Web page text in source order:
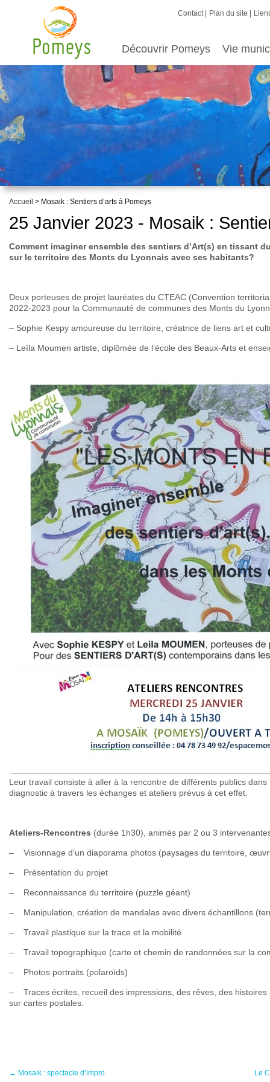
Contact Plan du site
Découvrir Pomeys Vie
Accueil > Mosaik : Sentiers d’arts à Pomeys
25 Janvier 2023 - Mosaik :
Comment imaginer ensemble des sentiers d’Art(s) en tissant
sur le territoire des Monts du Lyonnais avec ses habitants?
Deux porteuses de projet lauréates du CTEAC (Convention
2022-2023 pour la Communauté de communes des Monts du
– Sophie Kespy amoureuse du territoire, créatrice de liens art et
– Leïla Moumen artiste, diplômée de l’école des Beaux-Arts et
Leur travail consiste à aller à la rencontre de différents publics
diagnostic à travers les échanges et ateliers prévus à cet effet.
Ateliers-Rencontres (durée 1h30), animés par 2 ou 3
– Visionnage d’un diaporama photos (paysages du territoire,
– Présentation du projet
– Reconnaissance du territoire (puzzle géant)
– Manipulation, création de mandalas avec divers échantillons
– Travail plastique sur la trace et la mobilité
– Travail topographique (carte et chemin de randonnées sur la
– Photos portraits (polaroïds)
– Traces écrites, recueil des impressions, des rêves, des
sur cartes postales.
← Mosaik : spectacle d’impro Le